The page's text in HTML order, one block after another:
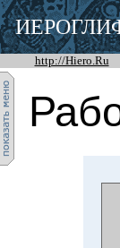
http://Hiero.Ru